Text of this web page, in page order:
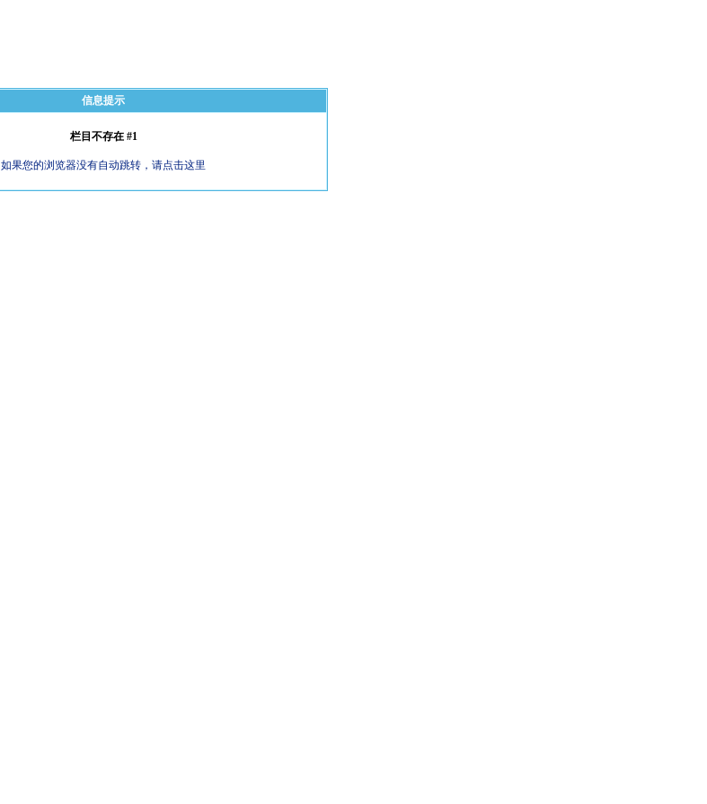
信息提示
栏目不存在 #1
如果您的浏览器没有自动跳转，请点击这里